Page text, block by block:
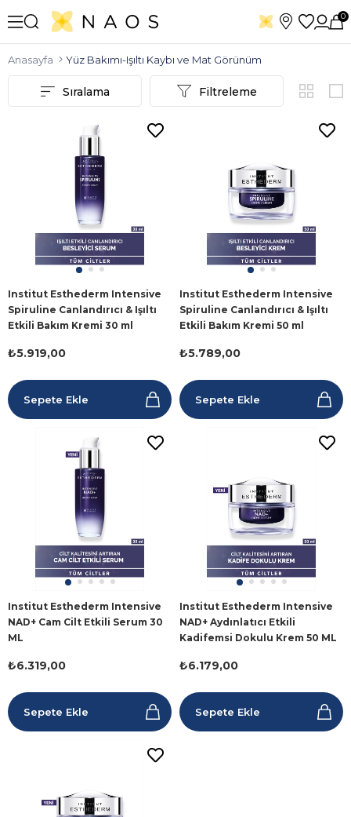
0
Anasayfa Yüz Bakımı-Işıltı Kaybı ve Mat Görünüm
Filtreleme
Sıralama
Institut Esthederm Intensive
Spiruline Canlandırıcı & Işıltı
Etkili Bakım Kremi 30 ml
₺5.919,00
Sepete Ekle
Institut Esthederm Intensive
Spiruline Canlandırıcı & Işıltı
Etkili Bakım Kremi 50 ml
₺5.789,00
Sepete Ekle
Institut Esthederm Intensive
NAD+ Cam Cilt Etkili Serum 30
ML
₺6.319,00
Sepete Ekle
Institut Esthederm Intensive
NAD+ Aydınlatıcı Etkili
Kadifemsi Dokulu Krem 50 ML
₺6.179,00
Sepete Ekle